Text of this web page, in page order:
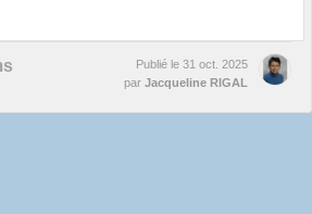
Publié le 31 oct. 2025
par Jacqueline RIGAL